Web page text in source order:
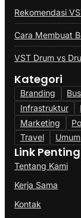
Rekomendasi
Cara Membuat
VST Drum vs
Kategori
Branding
Infrastruktur
Marketing
Travel
Umum
Link Penting
Tentang Kami
Kerja Sama
Kontak